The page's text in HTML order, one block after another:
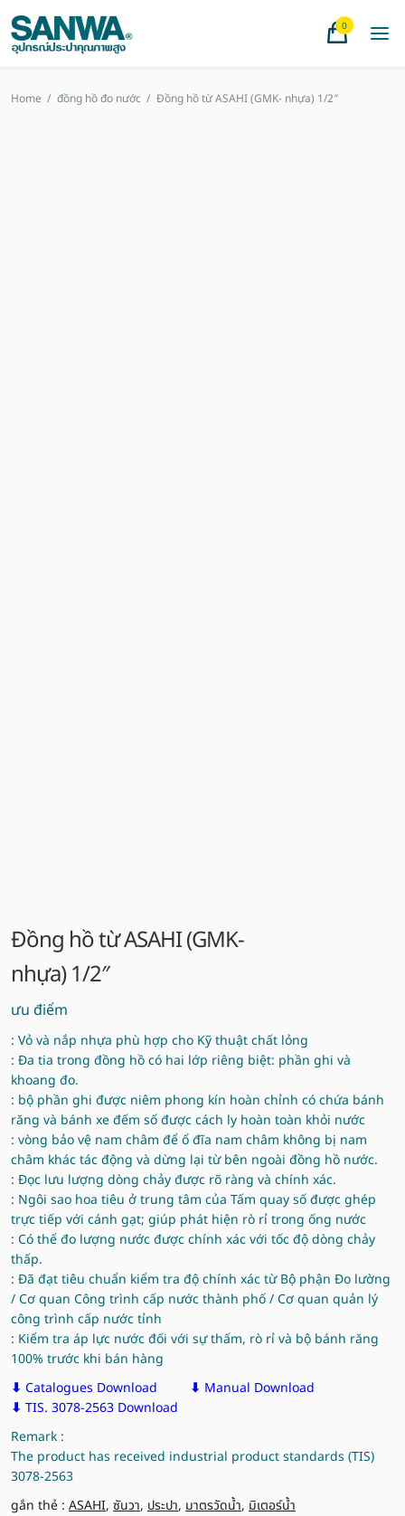
0
Home / đồng hồ đo nước / Đồng hồ từ ASAHI (GMK- nhựa) 1/2″
Đồng hồ từ ASAHI (GMK-
nhựa) 1/2″
ưu điểm
: Vỏ và nắp nhựa phù hợp cho Kỹ thuật chất lỏng
: Đa tia trong đồng hồ có hai lớp riêng biệt: phần ghi và
khoang đo.
: bộ phần ghi được niêm phong kín hoàn chỉnh có chứa bánh
răng và bánh xe đếm số được cách ly hoàn toàn khỏi nước
: vòng bảo vệ nam châm để ổ đĩa nam châm không bị nam
châm khác tác động và dừng lại từ bên ngoài đồng hồ nước.
: Đọc lưu lượng dòng chảy được rõ ràng và chính xác.
: Ngôi sao hoa tiêu ở trung tâm của Tấm quay số được ghép
trực tiếp với cánh gạt; giúp phát hiện rò rỉ trong ống nước
: Có thể đo lượng nước được chính xác với tốc độ dòng chảy
thấp.
: Đã đạt tiêu chuẩn kiểm tra độ chính xác từ Bộ phận Đo lường
/ Cơ quan Công trình cấp nước thành phố / Cơ quan quản lý
công trình cấp nước tỉnh
: Kiểm tra áp lực nước đối với sự thấm, rò rỉ và bộ bánh răng
100% trước khi bán hàng
⬇ Catalogues Download ⬇ Manual Download
⬇ TIS. 3078-2563 Download
Remark :
The product has received industrial product standards (TIS)
3078-2563
gắn thẻ : ASAHI, ซันวา, ประปา, มาตรวัดน้ำ, มิเตอร์น้ำ